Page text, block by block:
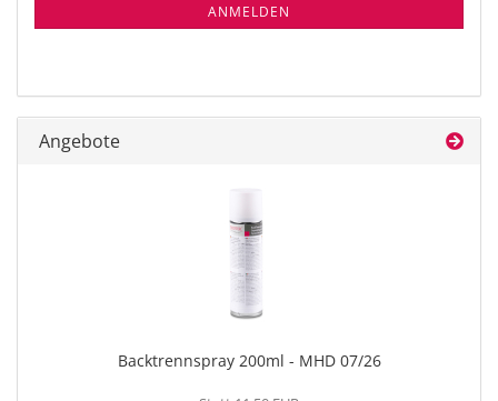
ANMELDEN
Angebote
Backtrennspray 200ml - MHD 07/26